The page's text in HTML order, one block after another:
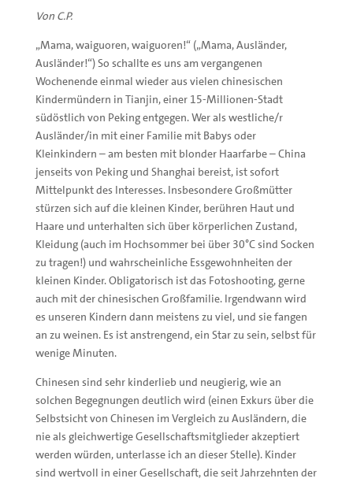
Von C.P.
„Mama, waiguoren, waiguoren!“ („Mama, Ausländer,
Ausländer!“) So schallte es uns am vergangenen
Wochenende einmal wieder aus vielen chinesischen
Kindermündern in Tianjin, einer 15-Millionen-Stadt
südöstlich von Peking entgegen. Wer als westliche/r
Ausländer/in mit einer Familie mit Babys oder
Kleinkindern – am besten mit blonder Haarfarbe – China
jenseits von Peking und Shanghai bereist, ist sofort
Mittelpunkt des Interesses. Insbesondere Großmütter
stürzen sich auf die kleinen Kinder, berühren Haut und
Haare und unterhalten sich über körperlichen Zustand,
Kleidung (auch im Hochsommer bei über 30°C sind Socken
zu tragen!) und wahrscheinliche Essgewohnheiten der
kleinen Kinder. Obligatorisch ist das Fotoshooting, gerne
auch mit der chinesischen Großfamilie. Irgendwann wird
es unseren Kindern dann meistens zu viel, und sie fangen
an zu weinen. Es ist anstrengend, ein Star zu sein, selbst für
wenige Minuten.
Chinesen sind sehr kinderlieb und neugierig, wie an
solchen Begegnungen deutlich wird (einen Exkurs über die
Selbstsicht von Chinesen im Vergleich zu Ausländern, die
nie als gleichwertige Gesellschaftsmitglieder akzeptiert
werden würden, unterlasse ich an dieser Stelle). Kinder
sind wertvoll in einer Gesellschaft, die seit Jahrzehnten der